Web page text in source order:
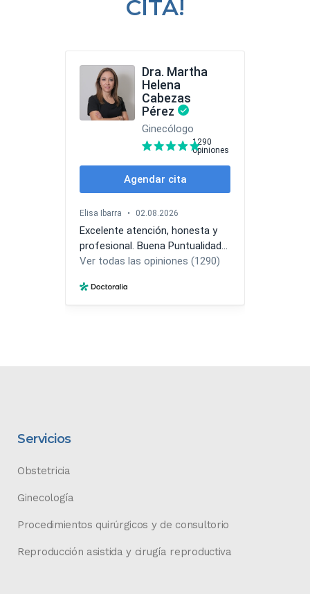
CITA!
Servicios
Obstetricia
Ginecología
Procedimientos quirúrgicos y de consultorio
Reproducción asistida y cirugía reproductiva